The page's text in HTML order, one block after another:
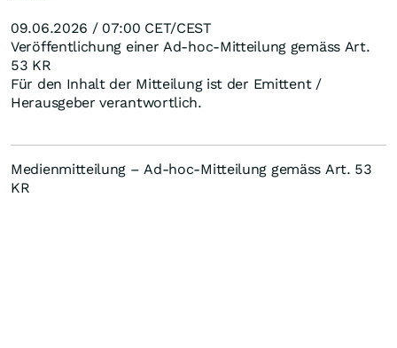
09.06.2026 / 07:00 CET/CEST
Veröffentlichung einer Ad-hoc-Mitteilung gemäss Art.
53 KR
Für den Inhalt der Mitteilung ist der Emittent /
Herausgeber verantwortlich.
Medienmitteilung – Ad-hoc-Mitteilung gemäss Art. 53
KR